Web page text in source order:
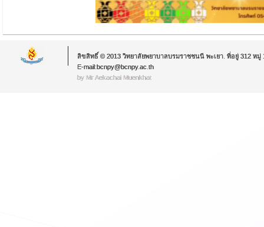
ลิขสิทธิ์ © 2013 วิทยาลัยพยาบาลบรมราชชนนี พะเยา. ที่อยู่ 312 หมู่
E-mail:bcnpy@bcnpy.ac.th
by Mr.Aekachai Muenkhat